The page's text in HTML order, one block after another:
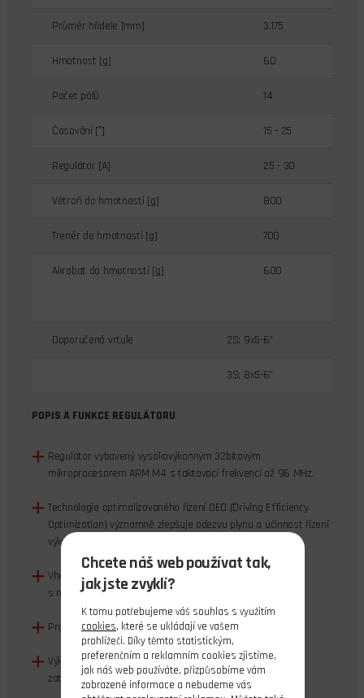
Průměr hřídele [mm] 3.175
Hmotnost [g] 60
Počet pólů 14
Časování [°] 15 - 25
Regulátor [A] 25 - 30
Větroň do hmotnosti [g] 800
Trenér do hmotnosti [g] 700
Akrobat do hmotnosti [g] 600
Doporučená vrtule 2S: 9x5-6”
3S: 8x5-6”
POPIS A FUNKCE REGULÁTORU
Regulátor vybavený vysokovýkonným 32bitovým
mikroprocesorem ARM M4 s taktovací frekvencí až 96 MHz.
Technologie optimalizovaného řízení DEO (Driving Efficiency
Optimization) významně zlepšuje odezvu plynu a účinnost řízení
výkonového stupně, snižuje teplotu regulátoru.
Vhodný pro valnou většinu leteckých střídavých motorů
s napájením z akumulátorů 3-4S LiPo.
Pro napájení z akumulátorů NiCd, NiMH, LiPo, Li-ion, LiFe
Výkonný spínaný stabilizátor napájení BEC 5,0 V se
zatížitelností až 5 A.
Chcete náš web používat tak,
jak jste zvyklí?
K tomu potřebujeme váš souhlas s využitím
cookies, které se ukládají ve vašem
prohlížeči. Díky těmto statistickým,
preferenčním a reklamním cookies zjistíme,
jak náš web používáte, přizpůsobíme vám
zobrazené informace a nebudeme vás